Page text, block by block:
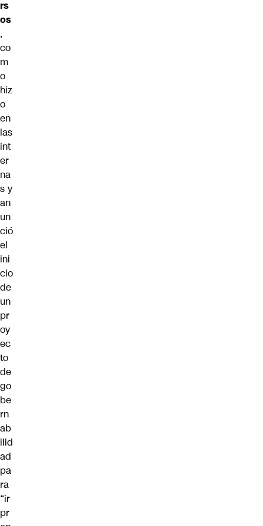
rs
os
,
co
m
o
hiz
o
en
las
int
er
na
s y
an
un
ció
el
ini
cio
de
un
pr
oy
ec
to
de
go
be
rn
ab
ilid
ad
pa
ra
“ir
pr